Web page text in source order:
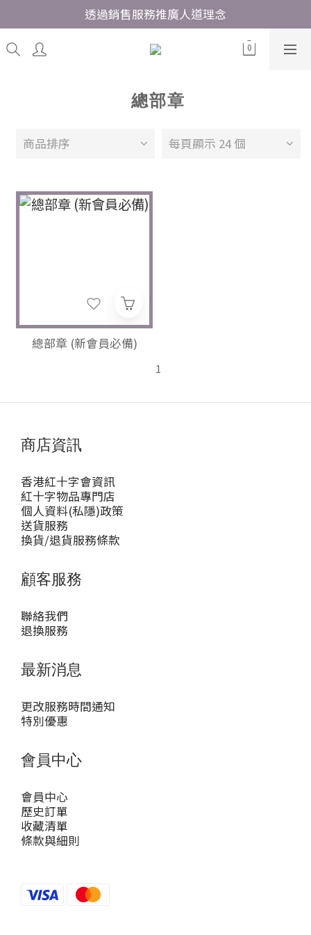
透過銷售服務推廣人道理念
總部章
商品排序 每頁顯示 24 個
總部章 (新會員必備)
1
商店資訊
香港紅十字會資訊
紅十字物品專門店
個人資料(私隱)政策
送貨服務
換貨/退貨服務條款
顧客服務
聯絡我們
退換服務
最新消息
更改服務時間通知
特別優惠
會員中心
會員中心
歷史訂單
收藏清單
條款與細則